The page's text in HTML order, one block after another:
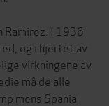
I 1936
og i hjertet av
virkningene av
må de alle
mens Spania